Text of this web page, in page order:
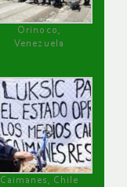
Orinoco,
Venezuela
Caimanes, Chile